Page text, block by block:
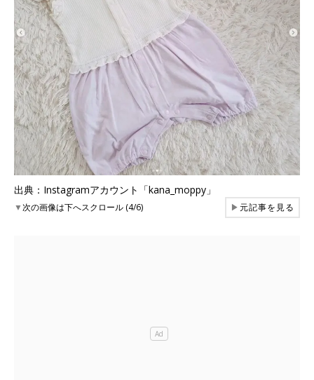
出典：Instagramアカウント「kana_moppy」
▼次の画像は下へスクロール (4/6) ▶元記事を見る